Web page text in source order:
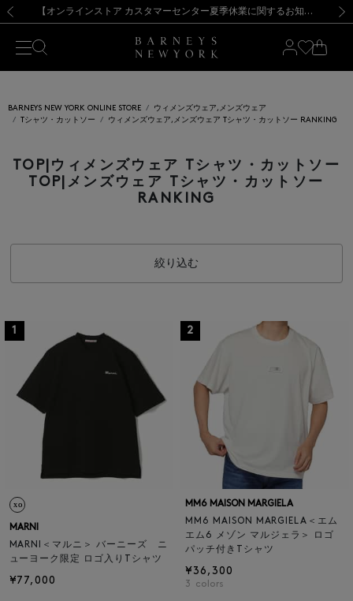
新規登録のお客様も対象！＜MY BARNEYS＞会員のお客様は11,000円（税込）以上のお買上げで常時送料無料！お買い物の際は会員登録を！
【夏季休業に伴う出荷一時停止のお知らせ】(2026.8.7) 【オンラインストア カスタマーセンター夏季休業に関するお知らせ】（2026.8.7）
【夏季休業に伴う返品・交換承り一時停止のお知らせ】（2026.8.5）
熊本県を中心とした地震の影響によるお荷物のお届けについて
【開催中】SUMMER SALEのご案内・ご注意事項 新規登録のお客様も対象！＜MY BARNEYS＞会員のお客様は11,000円（税込）以上のお買上げで常時送料無料！お買い物の際は会員登録を！
【夏季休業に伴う出荷一時停止のお知らせ】(2026.8.7)
BARNEYS NEW YORK ONLINE STORE
ウィメンズウェア,メンズウェア
Tシャツ・カットソー
ウィメンズウェア,メンズウェア Tシャツ・カットソー RANKING
TOP|ウィメンズウェア Tシャツ・カットソー
TOP|メンズウェア Tシャツ・カットソー
RANKING
絞り込む
1
MARNI
MARNI＜マルニ＞ バーニーズ ニ
ューヨーク限定 ロゴ入りTシャツ
¥77,000
2
MM6 MAISON MARGIELA
MM6 MAISON MARGIELA＜エム
エム6 メゾン マルジェラ＞ ロゴ
パッチ付きTシャツ
¥36,300
3 colors